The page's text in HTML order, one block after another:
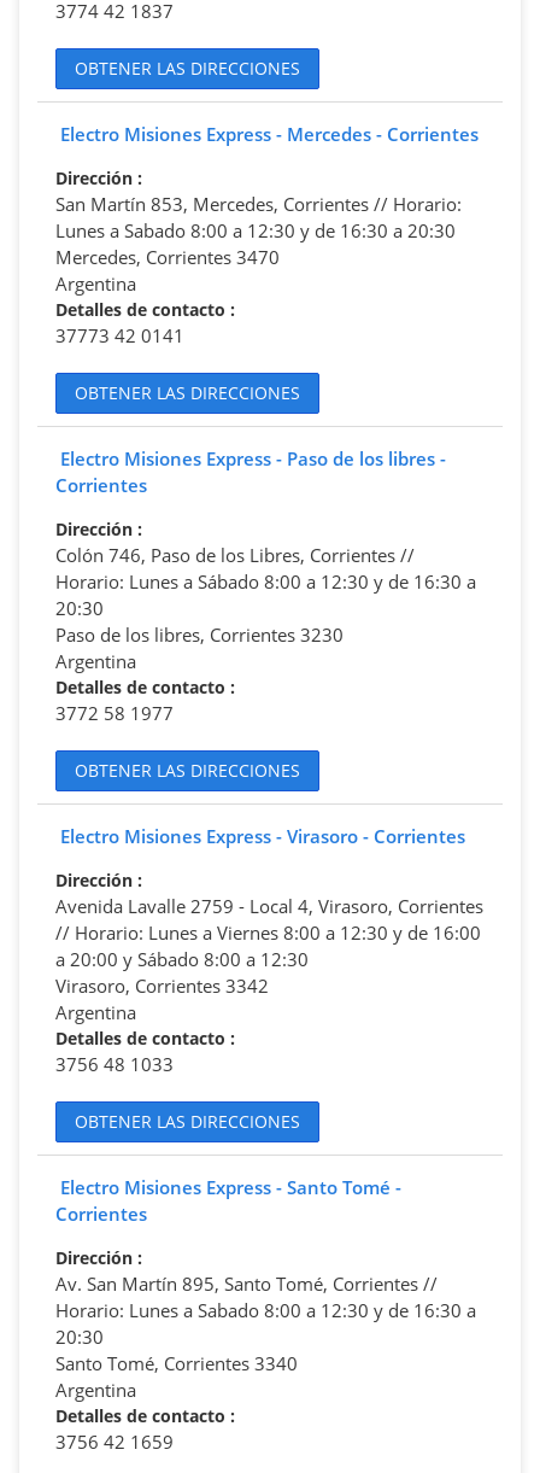
3774 42 1837
OBTENER LAS DIRECCIONES
Electro Misiones Express - Mercedes - Corrientes
Dirección :
San Martín 853, Mercedes, Corrientes // Horario:
Lunes a Sabado 8:00 a 12:30 y de 16:30 a 20:30
Mercedes, Corrientes 3470
Argentina
Detalles de contacto :
37773 42 0141
OBTENER LAS DIRECCIONES
Electro Misiones Express - Paso de los libres -
Corrientes
Dirección :
Colón 746, Paso de los Libres, Corrientes //
Horario: Lunes a Sábado 8:00 a 12:30 y de 16:30 a
20:30
Paso de los libres, Corrientes 3230
Argentina
Detalles de contacto :
3772 58 1977
OBTENER LAS DIRECCIONES
Electro Misiones Express - Virasoro - Corrientes
Dirección :
Avenida Lavalle 2759 - Local 4, Virasoro, Corrientes
// Horario: Lunes a Viernes 8:00 a 12:30 y de 16:00
a 20:00 y Sábado 8:00 a 12:30
Virasoro, Corrientes 3342
Argentina
Detalles de contacto :
3756 48 1033
OBTENER LAS DIRECCIONES
Electro Misiones Express - Santo Tomé -
Corrientes
Dirección :
Av. San Martín 895, Santo Tomé, Corrientes //
Horario: Lunes a Sabado 8:00 a 12:30 y de 16:30 a
20:30
Santo Tomé, Corrientes 3340
Argentina
Detalles de contacto :
3756 42 1659